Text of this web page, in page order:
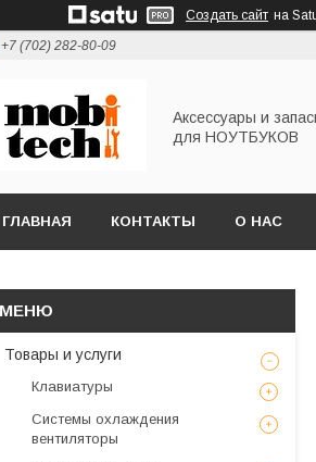
Создать сайт на
+7 (702) 282-80-09
Аксессуары и
для НОУТБУКОВ
ГЛАВНАЯ КОНТАКТЫ О НАС
Товары и услуги
Клавиатуры
Системы охлаждения
вентиляторы